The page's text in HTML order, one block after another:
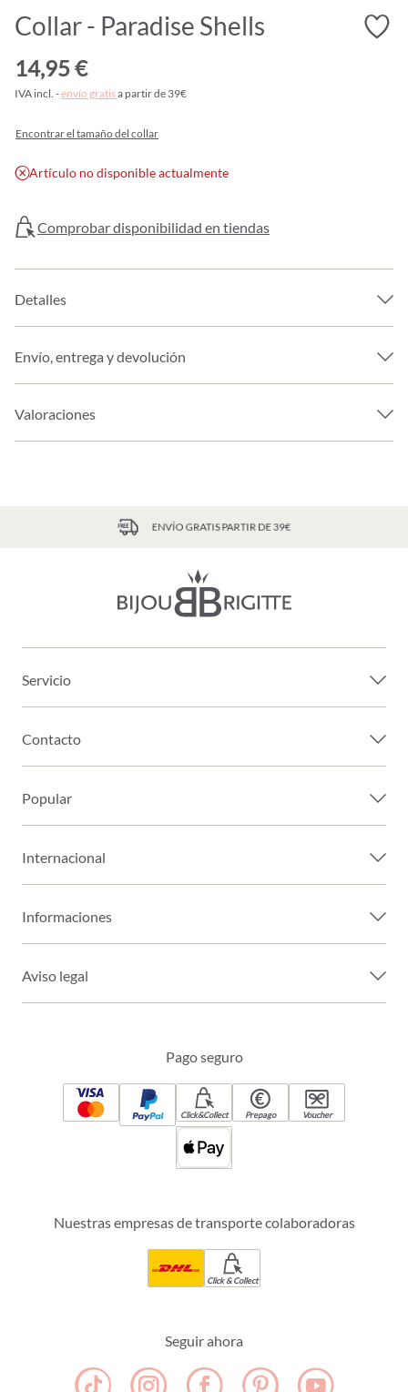
Collar - Paradise Shells
14,95 €
IVA incl. -envío gratisa partir de 39€
Encontrar el tamaño del collar
Artículo no disponible actualmente
Comprobar disponibilidad en tiendas
Detalles
Envío, entrega y devolución
Valoraciones
ENVÍO GRATIS PARTIR DE 39€
Servicio
Contacto
Popular
Internacional
Informaciones
Aviso legal
Pago seguro
Click&Collect Prepago Voucher
Nuestras empresas de transporte colaboradoras
Click & Collect
Seguir ahora